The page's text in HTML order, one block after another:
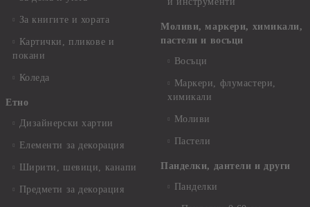
За книгите и хората
Картички, пликове и
покани
Коледа
Етно
Дизайнерски хартии
Елементи за декорация
Ширити, шевици, канапи
Предмети за декорация
Моливи, маркери, химикали,
пастели и восъци
Восъци
Маркери, флумастери,
химикали
Моливи
Пастели
Панделки, дантели и други
Панделки